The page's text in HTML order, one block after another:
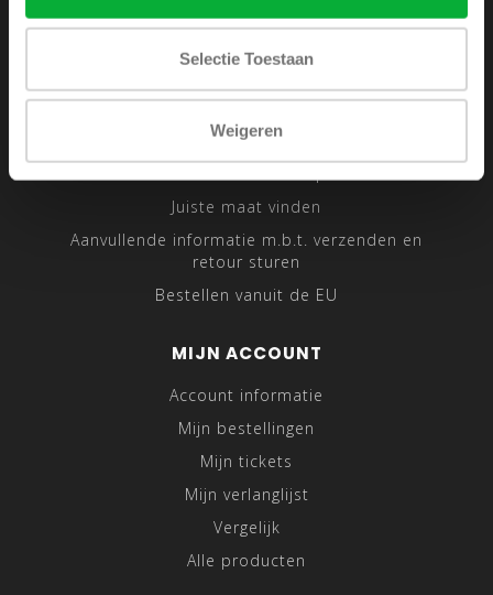
Selectie Toestaan
Weigeren
Sitemap
Traveling Tailor
Juiste maat vinden
Aanvullende informatie m.b.t. verzenden en
retour sturen
Bestellen vanuit de EU
MIJN ACCOUNT
Account informatie
Mijn bestellingen
Mijn tickets
Mijn verlanglijst
Vergelijk
Alle producten